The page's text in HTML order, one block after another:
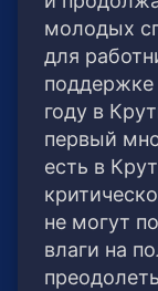
молодых
для
поддержке
году в
первый
есть в
не могут
влаги на